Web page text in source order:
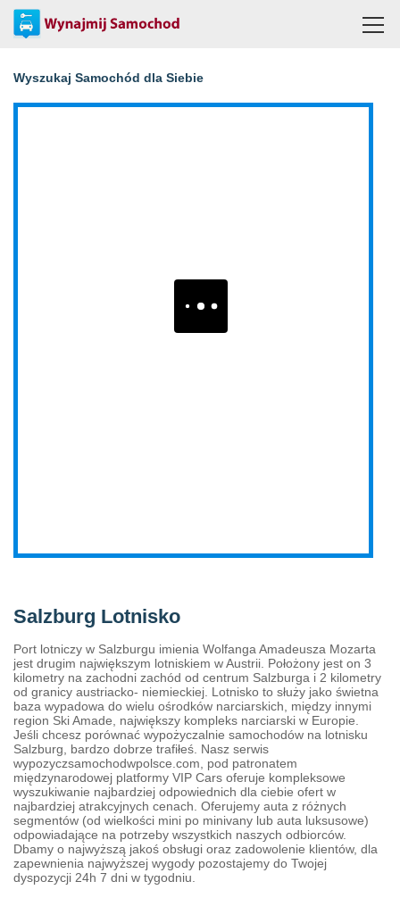
Wyszukaj Samochód dla Siebie
Salzburg Lotnisko
Port lotniczy w Salzburgu imienia Wolfanga Amadeusza Mozarta
jest drugim największym lotniskiem w Austrii. Położony jest on 3
kilometry na zachodni zachód od centrum Salzburga i 2 kilometry
od granicy austriacko- niemieckiej. Lotnisko to służy jako świetna
baza wypadowa do wielu ośrodków narciarskich, między innymi
region Ski Amade, największy kompleks narciarski w Europie.
Jeśli chcesz porównać wypożyczalnie samochodów na lotnisku
Salzburg, bardzo dobrze trafiłeś. Nasz serwis
wypozyczsamochodwpolsce.com, pod patronatem
międzynarodowej platformy VIP Cars oferuje kompleksowe
wyszukiwanie najbardziej odpowiednich dla ciebie ofert w
najbardziej atrakcyjnych cenach. Oferujemy auta z różnych
segmentów (od wielkości mini po minivany lub auta luksusowe)
odpowiadające na potrzeby wszystkich naszych odbiorców.
Dbamy o najwyższą jakoś obsługi oraz zadowolenie klientów, dla
zapewnienia najwyższej wygody pozostajemy do Twojej
dyspozycji 24h 7 dni w tygodniu.